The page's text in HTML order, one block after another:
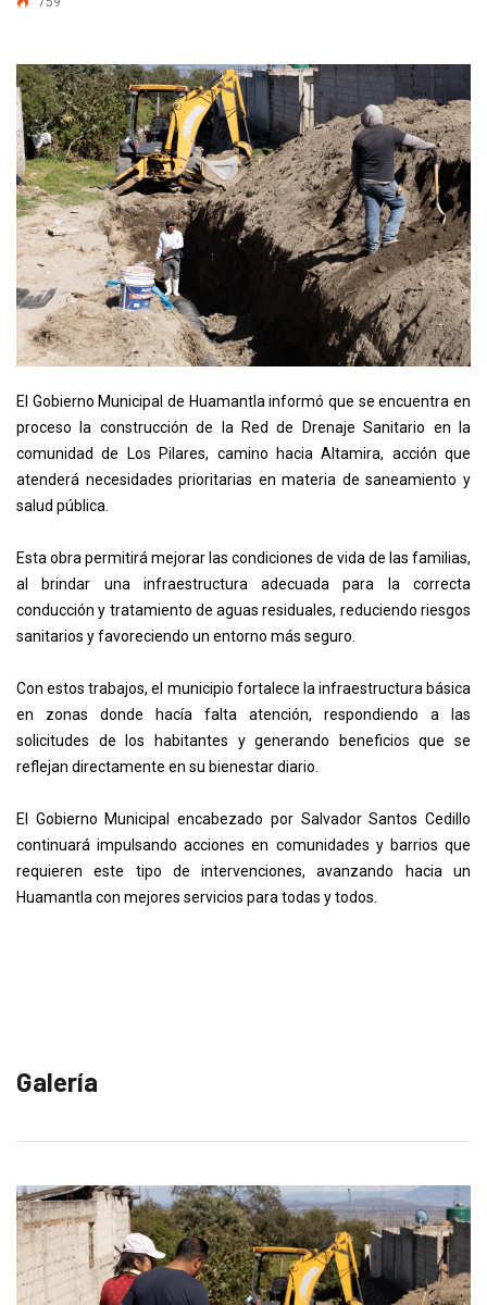
El Gobierno Municipal de Huamantla informó que se encuentra en
proceso la construcción de la Red de Drenaje Sanitario en la
comunidad de Los Pilares, camino hacia Altamira, acción que
atenderá necesidades prioritarias en materia de saneamiento y
salud pública.
Esta obra permitirá mejorar las condiciones de vida de las familias,
al brindar una infraestructura adecuada para la correcta
conducción y tratamiento de aguas residuales, reduciendo riesgos
sanitarios y favoreciendo un entorno más seguro.
Con estos trabajos, el municipio fortalece la infraestructura básica
en zonas donde hacía falta atención, respondiendo a las
solicitudes de los habitantes y generando beneficios que se
reflejan directamente en su bienestar diario.
El Gobierno Municipal encabezado por Salvador Santos Cedillo
continuará impulsando acciones en comunidades y barrios que
requieren este tipo de intervenciones, avanzando hacia un
Huamantla con mejores servicios para todas y todos.
Galería